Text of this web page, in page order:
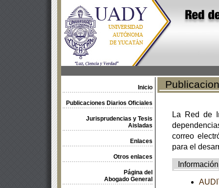
Inicio
Publicaciones Diarios Oficiales
Jurisprudencias y Tesis
Aisladas
Enlaces
Otros enlaces
Página del
Abogado General
La Red de
correo
para el
Información